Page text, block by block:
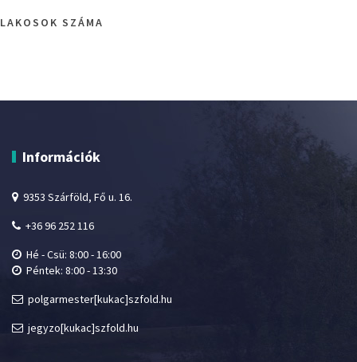
LAKOSOK SZÁMA
Információk
9353 Szárföld, Fő u. 16.
+36 96 252 116
Hé - Csü: 8:00 - 16:00
Péntek: 8:00 - 13:30
polgarmester[kukac]szfold.hu
jegyzo[kukac]szfold.hu